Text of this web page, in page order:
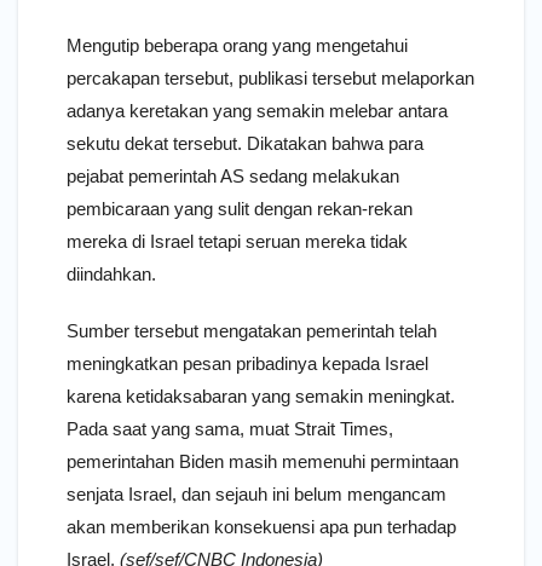
Mengutip beberapa orang yang mengetahui
percakapan tersebut, publikasi tersebut melaporkan
adanya keretakan yang semakin melebar antara
sekutu dekat tersebut. Dikatakan bahwa para
pejabat pemerintah AS sedang melakukan
pembicaraan yang sulit dengan rekan-rekan
mereka di Israel tetapi seruan mereka tidak
diindahkan.
Sumber tersebut mengatakan pemerintah telah
meningkatkan pesan pribadinya kepada Israel
karena ketidaksabaran yang semakin meningkat.
Pada saat yang sama, muat Strait Times,
pemerintahan Biden masih memenuhi permintaan
senjata Israel, dan sejauh ini belum mengancam
akan memberikan konsekuensi apa pun terhadap
Israel. (sef/sef/CNBC Indonesia)